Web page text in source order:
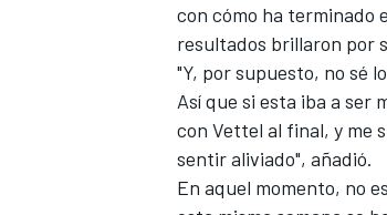
WRC
con cómo ha terminado
resultados brillaron por
"Y, por supuesto, no sé
Así que si esta iba a
con Vettel al final, y me
sentir aliviado", añadió.
En aquel momento, no